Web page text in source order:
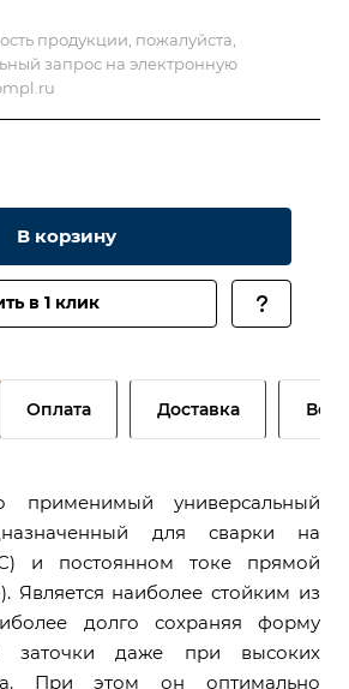
продукции, пожалуйста,
запрос на электронную
В корзину
в 1 клик
Оплата Доставка
применимый универсальный
для сварки на
и постоянном токе прямой
Является наиболее стойким из
долго сохраняя форму
заточки даже при высоких
При этом он оптимально